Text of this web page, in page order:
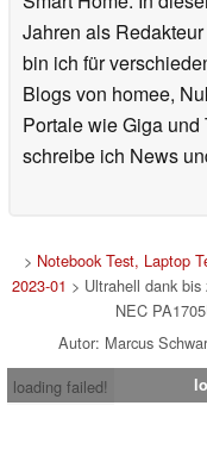
Jahren als
bin ich für
Blogs von homee,
Portale wie Giga und
schreibe ich News
> Notebook Test, Laptop
2023-01 > Ultrahell dank
NEC
Autor: Marcus
loading failed!